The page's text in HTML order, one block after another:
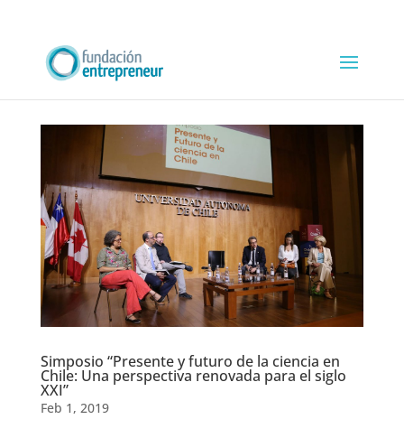
Simposio “Presente y futuro de la ciencia en
Chile: Una perspectiva renovada para el siglo
XXI”
Feb 1, 2019